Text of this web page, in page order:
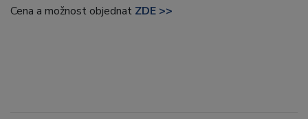
Cena a možnost objednat ZDE >>